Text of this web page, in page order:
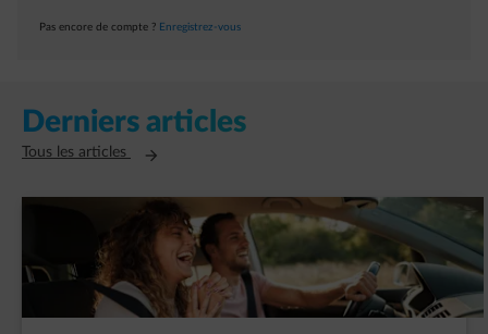
Pas encore de compte ? Enregistrez-vous
Derniers articles
Tous les articles Ouvre un nouvel onglet